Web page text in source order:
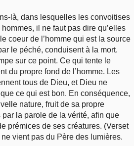
là, dans lesquelles les convoitises
il ne faut pas dire qu’elles
coeur de l’homme qui est la source
le péché, conduisent à la mort.
sur ce point. Ce qui tente le
du propre fond de l’homme. Les
tous de Dieu, et Dieu ne
ce qui est bon. En conséquence,
nature, fruit de sa propre
la parole de la vérité, afin que
prémices de ses créatures. (Verset
vient pas du Père des lumières.